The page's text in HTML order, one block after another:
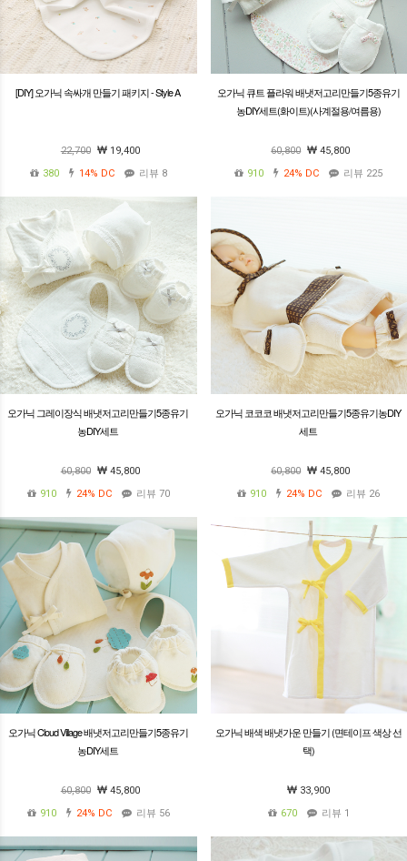
[DIY] 오가닉 속싸개 만들기 패키지 - Style A
22,700
19,400
380
14% DC 리뷰 8
오가닉 큐트 플라워 배냇저고리만들기5종유기
농DIY세트(화이트)(사계절용/여름용)
60,800
45,800
910
24% DC 리뷰 225
오가닉 그레이장식 배냇저고리만들기5종유기
농DIY세트
60,800
45,800
910
24% DC 리뷰 70
오가닉 코코코 배냇저고리만들기5종유기농DIY
세트
60,800
45,800
910
24% DC 리뷰 26
오가닉 Cloud Village 배냇저고리만들기5종유기
농DIY세트
60,800
45,800
910
24% DC 리뷰 56
오가닉 배색 배냇가운 만들기 (면테이프 색상 선
택)
33,900
670
리뷰 1